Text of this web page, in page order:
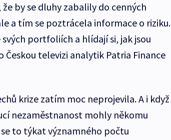
by se dluhy zabalily do cenných
a tím se poztrácela informace o riziku.
portfoliích a hlídají si, jak jsou
Českou televizi analytik Patria Finance
krize zatím moc neprojevila. A i když
nezaměstnanost mohly někomu
to týkat významného počtu